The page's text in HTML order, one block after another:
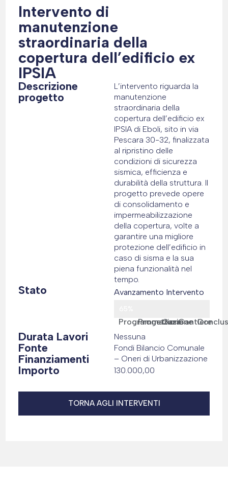
Intervento di
manutenzione
straordinaria della
copertura dell’edificio ex
IPSIA
Descrizione
progetto
L’intervento riguarda la
manutenzione
straordinaria della
copertura dell’edificio ex
IPSIA di Eboli, sito in via
Pescara 30-32, finalizzata
al ripristino delle
condizioni di sicurezza
sismica, efficienza e
durabilità della struttura. Il
progetto prevede opere
di consolidamento e
impermeabilizzazione
della copertura, volte a
garantire una migliore
protezione dell’edificio in
caso di sisma e la sua
piena funzionalità nel
tempo.
Stato Avanzamento Intervento
Programmazione
Progettazione
GaraCantiere
Durata Lavori Nessuna
Fonte
Finanziamenti
Fondi Bilancio Comunale
– Oneri di Urbanizzazione
Importo 130.000,00
TORNA AGLI INTERVENTI